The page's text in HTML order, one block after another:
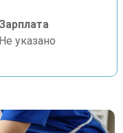
Зарплата
Не указано